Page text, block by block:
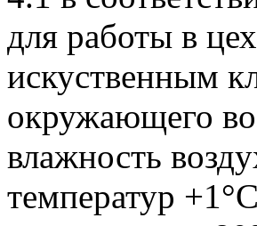
для работы в
искуственным
окружающего
влажность
температур